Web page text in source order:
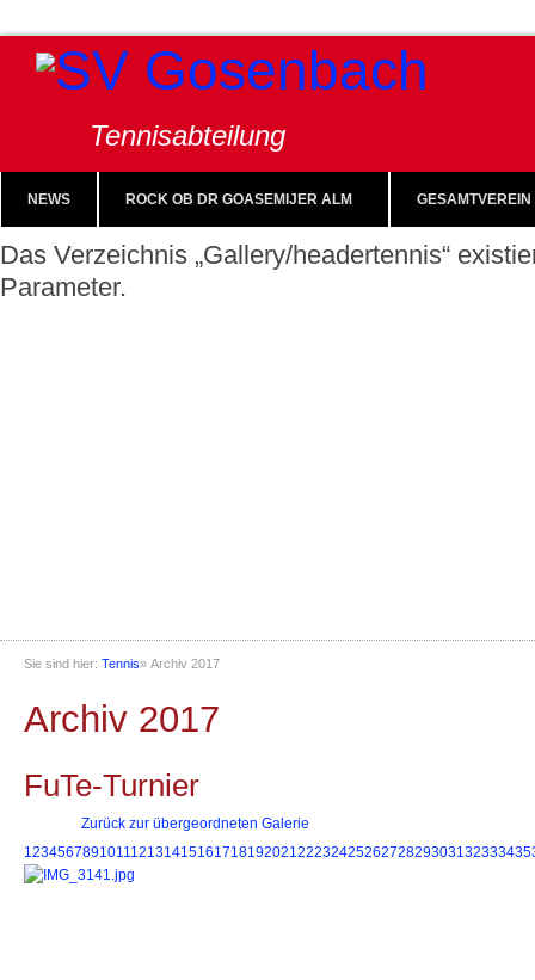
Tennisabteilung
NEWS ROCK OB DR GOASEMIJER ALM GESAMTVEREIN
Das Verzeichnis „Gallery/headertennis“
Parameter.
Sie sind hier: Tennis» Archiv 2017
Archiv 2017
FuTe-Turnier
Zurück zur übergeordneten Galerie
1234567891011121314151617181920212223242526272829303132333435